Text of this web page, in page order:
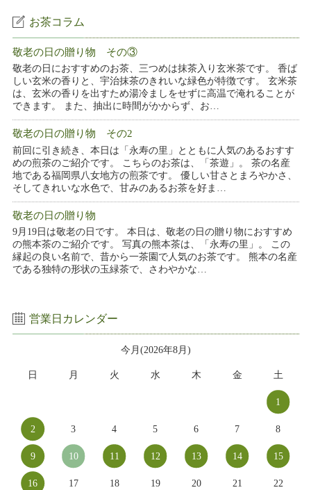
お茶コラム
敬老の日の贈り物 その③
敬老の日におすすめのお茶、三つめは抹茶入り玄米茶です。 香ば
しい玄米の香りと、宇治抹茶のきれいな緑色が特徴です。 玄米茶
は、玄米の香りを出すため湯冷ましをせずに高温で淹れることが
できます。 また、抽出に時間がかからず、お…
敬老の日の贈り物 その2
前回に引き続き、本日は「永寿の里」とともに人気のあるおすす
めの煎茶のご紹介です。 こちらのお茶は、「茶遊」。 茶の名産
地である福岡県八女地方の煎茶です。 優しい甘さとまろやかさ、
そしてきれいな水色で、甘みのあるお茶を好ま…
敬老の日の贈り物
9月19日は敬老の日です。 本日は、敬老の日の贈り物におすすめ
の熊本茶のご紹介です。 写真の熊本茶は、「永寿の里」。 この
縁起の良い名前で、昔から一茶園で人気のお茶です。 熊本の名産
である独特の形状の玉緑茶で、さわやかな…
営業日カレンダー
今月(2026年8月)
日 月 火 水 木 金 土
1
2 3 4 5 6 7 8
9 10 11 12 13 14 15
16 17 18 19 20 21 22